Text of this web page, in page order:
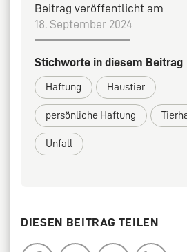
Beitrag veröffentlicht am
18. September 2024
Stichworte in diesem Beitrag
Haftung Haustier
persönliche Haftung
Unfall
DIESEN BEITRAG TEILEN